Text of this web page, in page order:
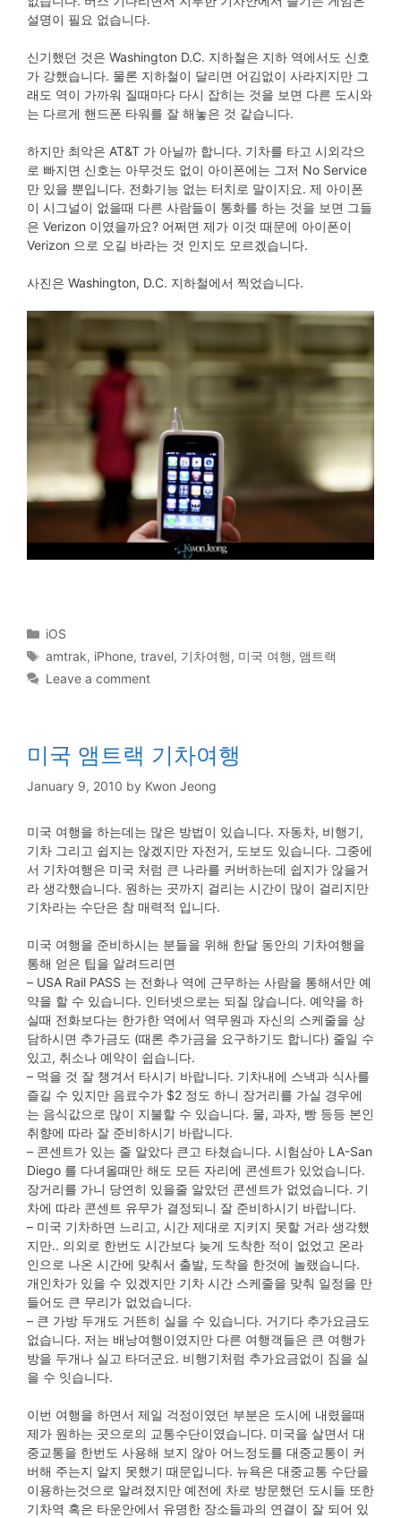
설명이 필요 없습니다.
신기했던 것은 Washington D.C. 지하철은 지하 역에서도 신호
가 강했습니다. 물론 지하철이 달리면 어김없이 사라지지만 그
래도 역이 가까워 질때마다 다시 잡히는 것을 보면 다른 도시와
는 다르게 핸드폰 타워를 잘 해놓은 것 같습니다.
하지만 최악은 AT&T 가 아닐까 합니다. 기차를 타고 시외각으
로 빠지면 신호는 아무것도 없이 아이폰에는 그저 No Service
만 있을 뿐입니다. 전화기능 없는 터치로 말이지요. 제 아이폰
이 시그널이 없을때 다른 사람들이 통화를 하는 것을 보면 그들
은 Verizon 이였을까요? 어쩌면 제가 이것 때문에 아이폰이
Verizon 으로 오길 바라는 것 인지도 모르겠습니다.
사진은 Washington, D.C. 지하철에서 찍었습니다.
Categories
iOS
Tags
amtrak, iPhone,travel, 기차여행, 미국 여행, 앰트랙
Leave a comment
미국 앰트랙 기차여행
January 9, 2010 by Kwon Jeong
미국 여행을 하는데는 많은 방법이 있습니다. 자동차, 비행기,
기차 그리고 쉽지는 않겠지만 자전거, 도보도 있습니다. 그중에
서 기차여행은 미국 처럼 큰 나라를 커버하는데 쉽지가 않을거
라 생각했습니다. 원하는 곳까지 걸리는 시간이 많이 걸리지만
기차라는 수단은 참 매력적 입니다.
미국 여행을 준비하시는 분들을 위해 한달 동안의 기차여행을
통해 얻은 팁을 알려드리면
– USA Rail PASS 는 전화나 역에 근무하는 사람을 통해서만 예
약을 할 수 있습니다. 인터넷으로는 되질 않습니다. 예약을 하
실때 전화보다는 한가한 역에서 역무원과 자신의 스케줄을 상
담하시면 추가금도 (때론 추가금을 요구하기도 합니다) 줄일 수
있고, 취소나 예약이 쉽습니다.
– 먹을 것 잘 챙겨서 타시기 바랍니다. 기차내에 스낵과 식사를
즐길 수 있지만 음료수가 $2 정도 하니 장거리를 가실 경우에
는 음식값으로 많이 지불할 수 있습니다. 물, 과자, 빵 등등 본인
취향에 따라 잘 준비하시기 바랍니다.
– 콘센트가 있는 줄 알았다 큰고 타쳤습니다. 시험삼아 LA-San
Diego 를 다녀올때만 해도 모든 자리에 콘센트가 있었습니다.
장거리를 가니 당연히 있을줄 알았던 콘센트가 없었습니다. 기
차에 따라 콘센트 유무가 결정되니 잘 준비하시기 바랍니다.
– 미국 기차하면 느리고, 시간 제대로 지키지 못할 거라 생각했
지만.. 의외로 한번도 시간보다 늦게 도착한 적이 없었고 온라
인으로 나온 시간에 맞춰서 출발, 도착을 한것에 놀랬습니다.
개인차가 있을 수 있겠지만 기차 시간 스케줄을 맞춰 일정을 만
들어도 큰 무리가 없었습니다.
– 큰 가방 두개도 거뜬히 실을 수 있습니다. 거기다 추가요금도
없습니다. 저는 배낭여행이였지만 다른 여행객들은 큰 여행가
방을 두개나 실고 타더군요. 비행기처럼 추가요금없이 짐을 실
을 수 잇습니다.
이번 여행을 하면서 제일 걱정이였던 부분은 도시에 내렸을때
제가 원하는 곳으로의 교통수단이였습니다. 미국을 살면서 대
중교통을 한번도 사용해 보지 않아 어느정도를 대중교통이 커
버해 주는지 알지 못했기 때문입니다. 뉴욕은 대중교통 수단을
이용하는것으로 알려졌지만 예전에 차로 방문했던 도시들 또한
기차역 혹은 타운안에서 유명한 장소들과의 연결이 잘 되어 있